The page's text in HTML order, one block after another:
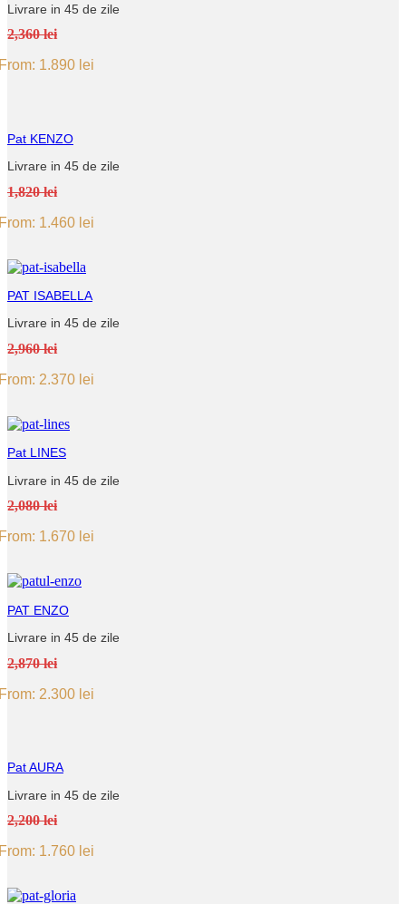
Livrare in 45 de zile
2,360 lei
1.890 lei
Pat KENZO
Livrare in 45 de zile
1,820 lei
1.460 lei
PAT ISABELLA
Livrare in 45 de zile
2,960 lei
2.370 lei
Pat LINES
Livrare in 45 de zile
2,080 lei
1.670 lei
PAT ENZO
Livrare in 45 de zile
2,870 lei
2.300 lei
Pat AURA
Livrare in 45 de zile
2,200 lei
1.760 lei